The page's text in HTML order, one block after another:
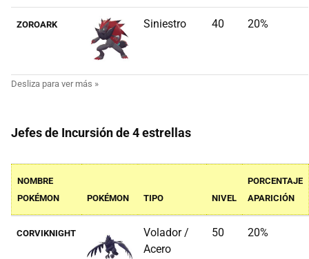
ZOROARK Siniestro 40 20%
Jefes de Incursión de 4 estrellas
NOMBRE
POKÉMON
POKÉMON TIPO NIVEL
PORCENTAJE
APARICIÓN
CORVIKNIGHT
Volador /
Acero
50 20%